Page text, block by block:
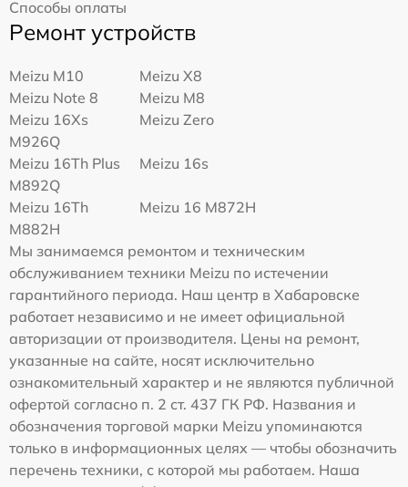
Способы оплаты
Ремонт устройств
Meizu M10
Meizu X8
Meizu Note 8
Meizu M8
Meizu 16Xs
M926Q
Meizu Zero
Meizu 16Th Plus
M892Q
Meizu 16s
Meizu 16Th
M882H
Meizu 16 M872H
Мы занимаемся ремонтом и техническим
обслуживанием техники Meizu по истечении
гарантийного периода. Наш центр в Хабаровске
работает независимо и не имеет официальной
авторизации от производителя. Цены на ремонт,
указанные на сайте, носят исключительно
ознакомительный характер и не являются публичной
офертой согласно п. 2 ст. 437 ГК РФ. Названия и
обозначения торговой марки Meizu упоминаются
только в информационных целях — чтобы обозначить
перечень техники, с которой мы работаем. Наша